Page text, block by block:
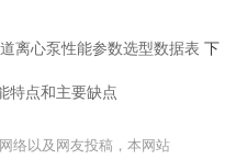
离心泵性能参数选型数据表 下
特点和主要缺点
络以及网友投稿，本网站